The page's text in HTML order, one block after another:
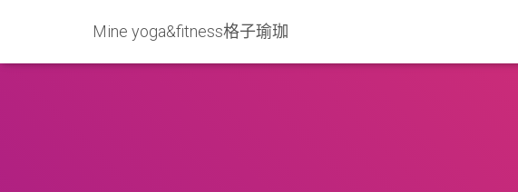
Mine yoga&fitness格子瑜珈